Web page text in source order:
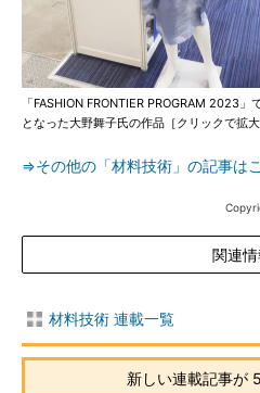
「FASHION FRONTIER PROGRAM 2023」
となった大野舞子氏の作品［クリックで拡大
⇒その他の「材料技術」の記事は
関連情
材料技術 連載一覧
新しい連載記事が